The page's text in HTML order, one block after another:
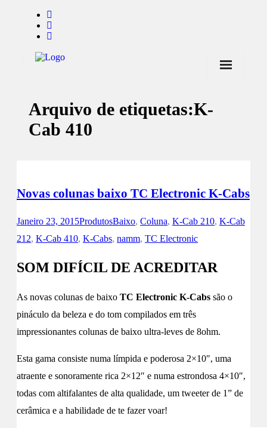
Notícias
Marcas
Contactos
Arquivo de etiquetas:K-
Cab 410
Novas colunas baixo TC Electronic K-Cabs
Janeiro 23, 2015ProdutosBaixo, Coluna, K-Cab 210, K-Cab
212, K-Cab 410, K-Cabs, namm, TC Electronic
SOM DIFÍCIL DE ACREDITAR
As novas colunas de baixo TC Electronic K-Cabs são o
pináculo da beleza e do tom compilados em três
impressionantes colunas de baixo ultra-leves de 8ohm.
Esta gama consiste numa límpida e poderosa 2×10″, uma
atraente e sonoramente rica 2×12″ e numa estrondosa 4×10″,
todas com altifalantes de alta qualidade, um tweeter de 1” de
cerâmica e a habilidade de te fazer voar!